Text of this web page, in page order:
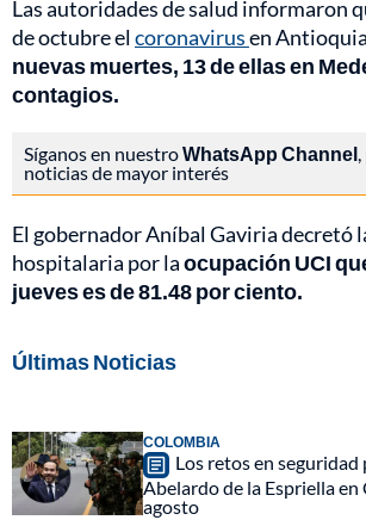
Las autoridades de salud informaron
de octubre elcoronavirusen Antioquia
nuevas muertes, 13 de ellas en
contagios.
Síganos en nuestroWhatsApp Channel
noticias de mayor interés
El gobernador Aníbal Gaviria decretó
hospitalaria por laocupación UCI
jueves es de 81.48 por ciento.
Últimas Noticias
COLOMBIA
Los retos en seguridad
Abelardo de la Espriella en
agosto